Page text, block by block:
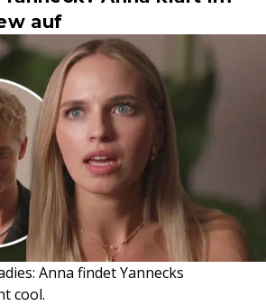
auf
Anna findet Yannecks
cool.